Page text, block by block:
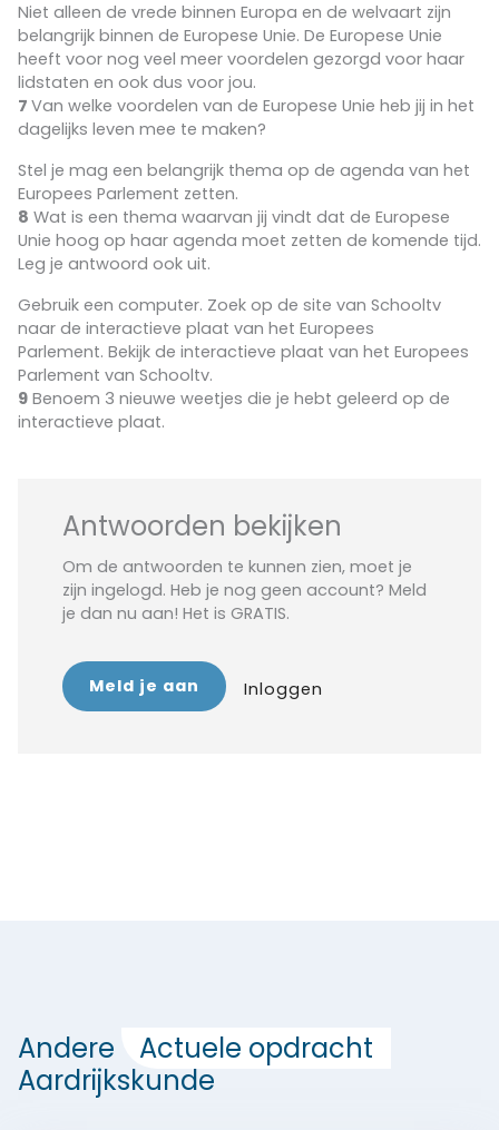
Niet alleen de vrede binnen Europa en de welvaart zijn
belangrijk binnen de Europese Unie. De Europese Unie
heeft voor nog veel meer voordelen gezorgd voor haar
lidstaten en ook dus voor jou.
7 Van welke voordelen van de Europese Unie heb jij in het
dagelijks leven mee te maken?
Stel je mag een belangrijk thema op de agenda van het
Europees Parlement zetten.
8 Wat is een thema waarvan jij vindt dat de Europese
Unie hoog op haar agenda moet zetten de komende tijd.
Leg je antwoord ook uit.
Gebruik een computer. Zoek op de site van Schooltv
naar de interactieve plaat van het Europees
Parlement. Bekijk de interactieve plaat van het Europees
Parlement van Schooltv.
9 Benoem 3 nieuwe weetjes die je hebt geleerd op de
interactieve plaat.
Antwoorden bekijken
Om de antwoorden te kunnen zien, moet je
zijn ingelogd. Heb je nog geen account? Meld
je dan nu aan! Het is GRATIS.
Meld je aan Inloggen
Andere
Actuele opdracht
Aardrijkskunde